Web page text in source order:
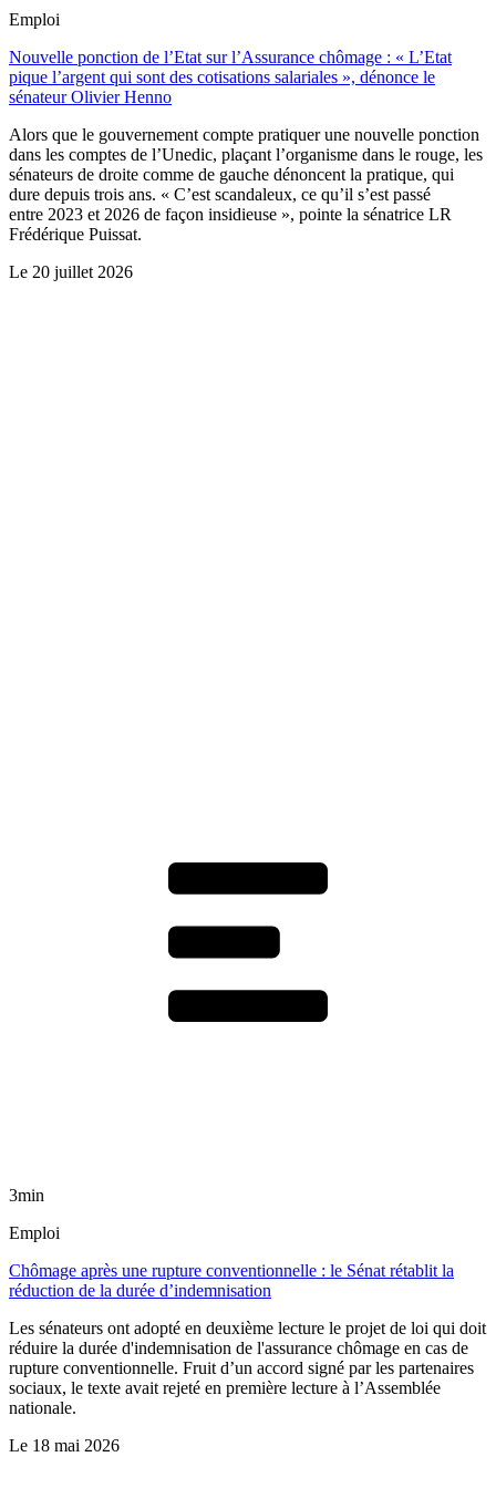
Emploi
Nouvelle ponction de l’Etat sur l’Assurance chômage : « L’Etat
pique l’argent qui sont des cotisations salariales », dénonce le
sénateur Olivier Henno
Alors que le gouvernement compte pratiquer une nouvelle ponction
dans les comptes de l’Unedic, plaçant l’organisme dans le rouge, les
sénateurs de droite comme de gauche dénoncent la pratique, qui
dure depuis trois ans. « C’est scandaleux, ce qu’il s’est passé
entre 2023 et 2026 de façon insidieuse », pointe la sénatrice LR
Frédérique Puissat.
Le 20 juillet 2026
3min
Emploi
Chômage après une rupture conventionnelle : le Sénat rétablit la
réduction de la durée d’indemnisation
Les sénateurs ont adopté en deuxième lecture le projet de loi qui doit
réduire la durée d'indemnisation de l'assurance chômage en cas de
rupture conventionnelle. Fruit d’un accord signé par les partenaires
sociaux, le texte avait rejeté en première lecture à l’Assemblée
nationale.
Le 18 mai 2026